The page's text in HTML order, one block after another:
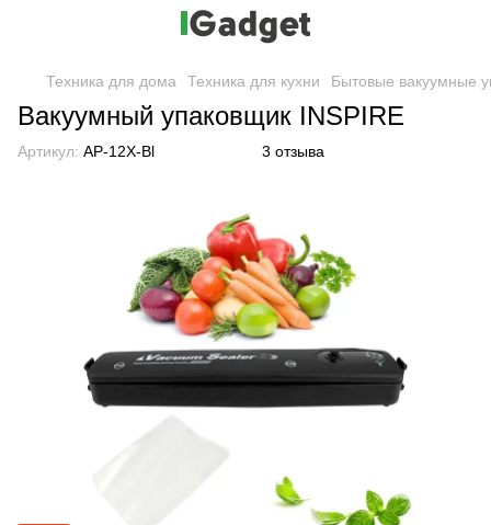
Техника для дома Техника для кухни Бытовые вакуумные
Вакуумный упаковщик INSPIRE
Артикул: AP-12X-Bl 3 отзыва